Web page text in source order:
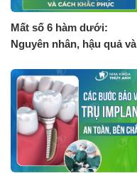
Mất số 6 hàm dưới:
Nguyên nhân, hậu quả và